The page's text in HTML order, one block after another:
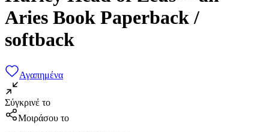
Aries Book Paperback /
softback
Αγαπημένα
Σύγκρινέ το
Μοιράσου το